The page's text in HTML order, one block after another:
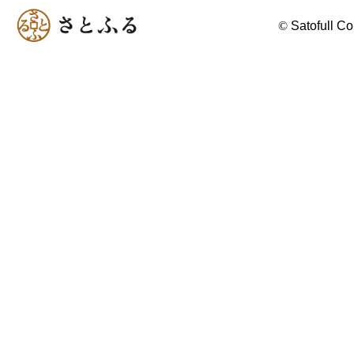
© Satofull